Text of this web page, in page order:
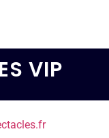
VIP